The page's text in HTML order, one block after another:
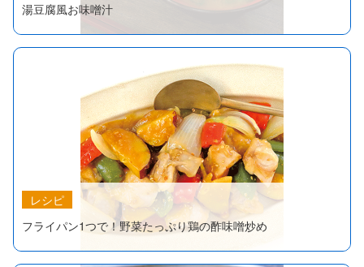
湯豆腐風お味噌汁
レシピ
フライパン1つで！野菜たっぷり鶏の酢味噌炒め